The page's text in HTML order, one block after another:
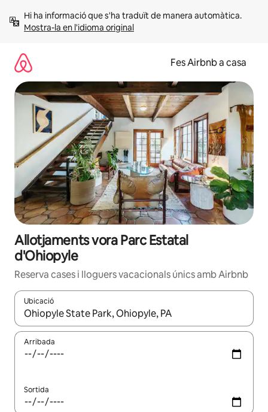
Mostra-la en l'idioma original
Fes Airbnb a casa
Allotjaments vora Parc Estatal
d'Ohiopyle
Reserva cases i lloguers vacacionals únics amb Airbnb
Ubicació
Quan els resultats estiguin disponibles, podràs navegar-hi a
Arribada
Sortida